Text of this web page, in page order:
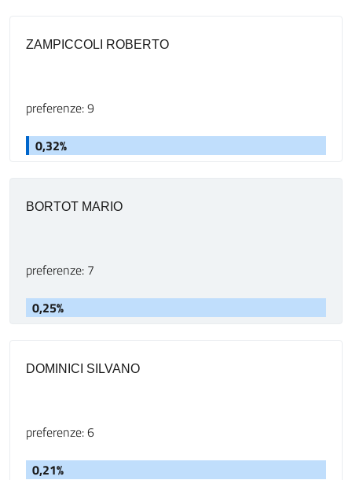
ZAMPICCOLI ROBERTO
preferenze: 9
0,32%
BORTOT MARIO
preferenze: 7
0,25%
DOMINICI SILVANO
preferenze: 6
0,21%